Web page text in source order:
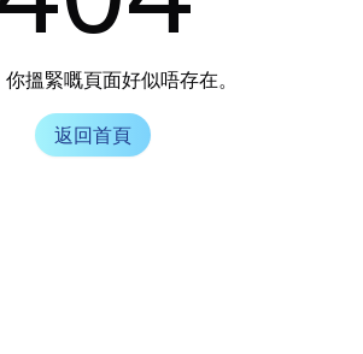
搵緊嘅頁面好似唔存在。
返回首頁